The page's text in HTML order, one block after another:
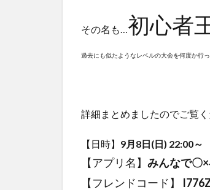
その名も… 初心者
過去にも似たようなレベルの大会を何度か行っ
詳細まとめましたのでご覧く
【日時】 9月8日(日) 22:00～
【アプリ名】 みんなで〇
【フレンドコード】